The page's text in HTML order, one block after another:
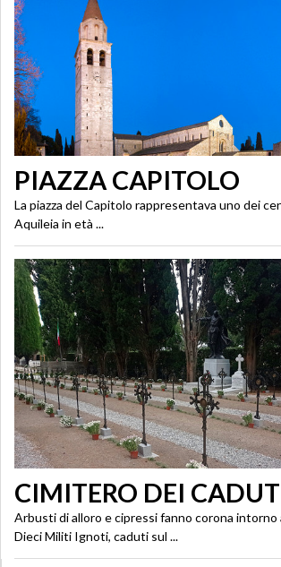
PIAZZA CAPITOLO
La piazza del Capitolo rappresentava uno dei
Aquileia in età ...
CIMITERO DEI
Arbusti di alloro e cipressi fanno corona intorno
Dieci Militi Ignoti, caduti sul ...